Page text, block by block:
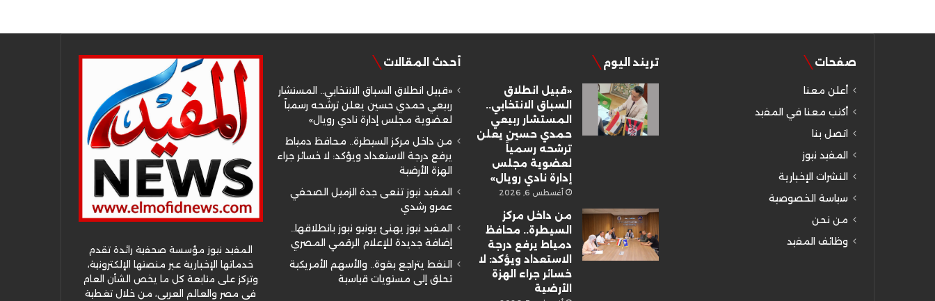
صفحات
أعلن معنا
أكتب معنا في المفيد
اتصل بنا
المفيد نيوز
النشرات الإخبارية
سياسة الخصوصية
من نحن
وظائف المفيد
تريند اليوم
«قبيل انطلاق
السباق الانتخابي..
المستشار ربيعي
حمدي حسين يعلن
ترشحه رسمياً
لعضوية مجلس
إدارة نادي رويال»
أغسطس 6, 2026
من داخل مركز
السيطرة.. محافظ
دمياط يرفع درجة
الاستعداد ويؤكد: لا
خسائر جراء الهزة
الأرضية
أحدث المقالات
«قبيل انطلاق السباق الانتخابي.. المستشار
ربيعي حمدي حسين يعلن ترشحه رسمياً
لعضوية مجلس إدارة نادي رويال»
من داخل مركز السيطرة.. محافظ دمياط
يرفع درجة الاستعداد ويؤكد: لا خسائر جراء
الهزة الأرضية
المفيد نيوز تنعى جدة الزميل الصحفي
عمرو رشدي
المفيد نيوز يهنئ يونيو نيوز بانطلاقها..
إضافة جديدة للإعلام الرقمي المصري
النفط يتراجع بقوة.. والأسهم الأمريكية
تحلق إلى مستويات قياسية
المفيد نيوز مؤسسة صحفية رائدة تقدم
خدماتها الإخبارية عبر منصتها الإلكترونية،
وتركز على متابعة كل ما يخص الشأن العام
في مصر والعالم العربي، من خلال تغطية